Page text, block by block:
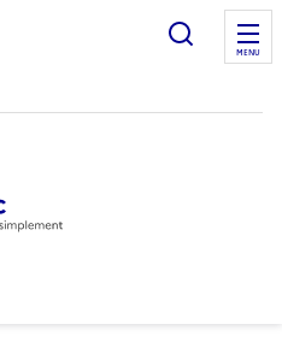
Ouvrir
MENU